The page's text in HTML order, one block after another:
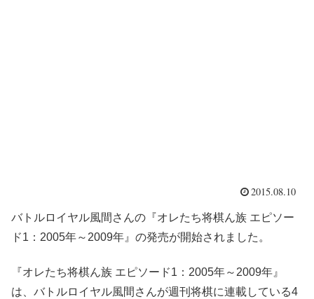
2015.08.10
バトルロイヤル風間さんの『オレたち将棋ん族 エピソー
ド1：2005年～2009年』の発売が開始されました。
『オレたち将棋ん族 エピソード1：2005年～2009年』
は、バトルロイヤル風間さんが週刊将棋に連載している4